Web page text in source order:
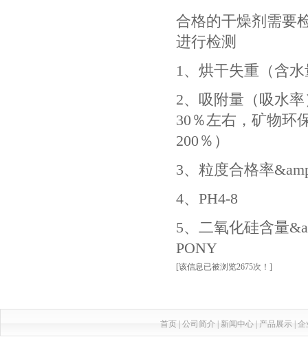
合格的干燥剂需要
进行检测
1、烘干失重（含
2、吸附量（吸水
30％左右，矿物环
200％）
3、粒度合格率
4、PH4-8
5、二氧化硅含量
PONY
[该信息已被浏览2675次！]
首页 公司简介 新闻中心 产品展示 企